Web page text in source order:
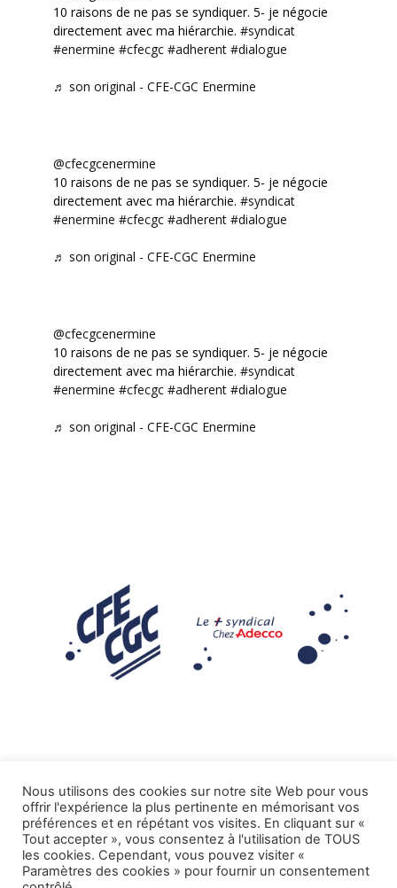
10 raisons de ne pas se syndiquer. 5- je négocie
directement avec ma hiérarchie. #syndicat
#enermine #cfecgc #adherent #dialogue
♬ son original - CFE-CGC Enermine
@cfecgcenermine
10 raisons de ne pas se syndiquer. 5- je négocie
directement avec ma hiérarchie. #syndicat
#enermine #cfecgc #adherent #dialogue
♬ son original - CFE-CGC Enermine
@cfecgcenermine
10 raisons de ne pas se syndiquer. 5- je négocie
directement avec ma hiérarchie. #syndicat
#enermine #cfecgc #adherent #dialogue
♬ son original - CFE-CGC Enermine
Mentions légales
Tous droits réservés CFE-CGC ADECCO.
Nous utilisons des cookies sur notre site Web pour vous
offrir l'expérience la plus pertinente en mémorisant vos
préférences et en répétant vos visites. En cliquant sur «
Tout accepter », vous consentez à l'utilisation de TOUS
les cookies. Cependant, vous pouvez visiter «
Paramètres des cookies » pour fournir un consentement